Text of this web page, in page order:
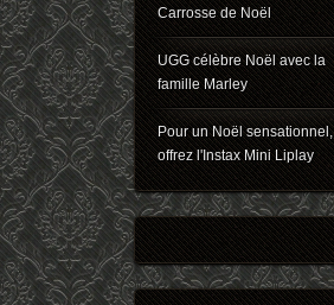
Carrosse de Noël
UGG célèbre Noël avec la
famille Marley
Pour un Noël sensationnel,
offrez l'Instax Mini Liplay